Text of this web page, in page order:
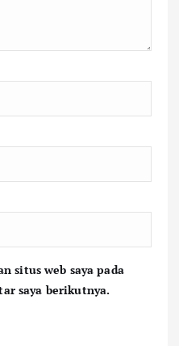
situs web saya pada
saya berikutnya.